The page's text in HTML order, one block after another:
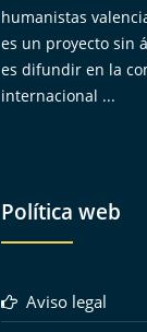
humanistas
es un proyecto sin
es difundir en la
internacional ...
Política web
Aviso legal